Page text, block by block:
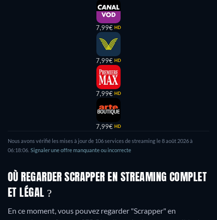
7,99€ HD
7,99€ HD
7,99€ HD
7,99€ HD
Nous avons vérifié les mises à jour de 106 services de streaming le 8 août 2026 à
06:18:06. Signaler une offre manquante ou incorrecte
OÙ REGARDER SCRAPPER EN STREAMING COMPLET
ET LÉGAL ?
En ce moment, vous pouvez regarder "Scrapper" en